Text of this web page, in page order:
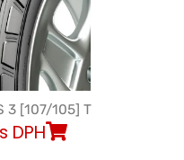
3 [107/105] T
s DPH